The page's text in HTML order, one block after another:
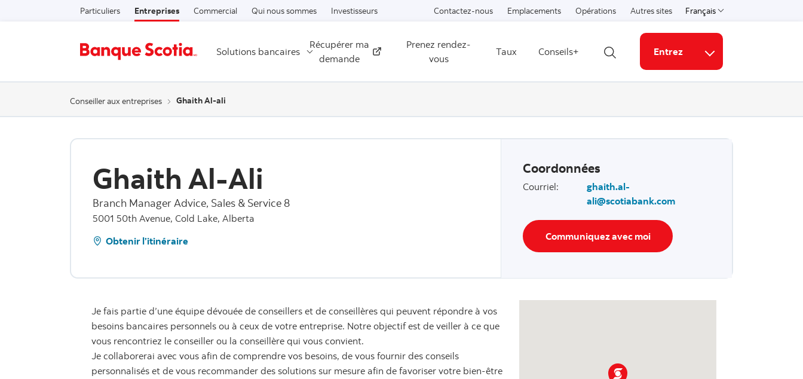
Passer au contenu
Particuliers Entreprises Commercial Qui nous sommes Investisseurs Contactez-nous Emplacements Opérations Autres sites Français
Select a language
Solutions bancaires
Récupérer ma
demande
Externe
Prenez rendez-
vous
Taux
Conseils+
Ouvrir la recherche
Entrez
Liens connexes
Conseiller aux entreprises Ghaith Al-ali
Ghaith Al-Ali
Branch Manager Advice, Sales & Service 8
5001 50th Avenue, Cold Lake, Alberta
Obtenir l’itinéraire
Coordonnées
Courriel:
ghaith.al-
ali@scotiabank.com
Communiquez avec moi
Je fais partie d’une équipe dévouée de conseillers et de conseillères qui peuvent répondre à vos
besoins bancaires personnels ou à ceux de votre entreprise. Notre objectif est de veiller à ce que
vous rencontriez le conseiller ou la conseillère qui vous convient.
Je collaborerai avec vous afin de comprendre vos besoins, de vous fournir des conseils
personnalisés et de vous recommander des solutions sur mesure afin de favoriser votre bien-être